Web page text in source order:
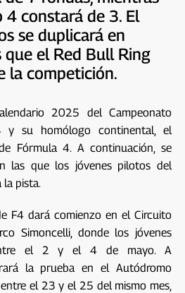
4 constará de 3. El
se duplicará en
que el Red Bull Ring
la competición.
2025 del Campeonato
y su homólogo continental, el
Fórmula 4. A continuación, se
las que los jóvenes pilotos del
la pista.
F4 dará comienzo en el Circuito
Simoncelli, donde los jóvenes
el 2 y el 4 de mayo. A
la prueba en el Autódromo
el 23 y el 25 del mismo mes,